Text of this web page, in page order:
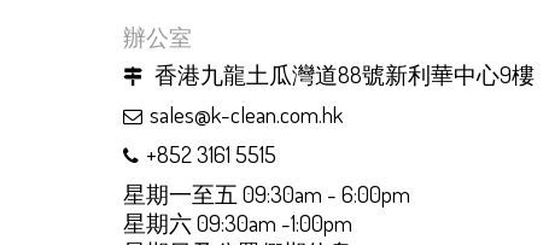
辦公室
香港九龍土瓜灣道88號新利華中心9樓
sales@k-clean.com.hk
+852 3161 5515
星期一至五 09:30am - 6:00pm
星期六 09:30am -1:00pm